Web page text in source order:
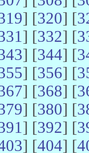
] [320] [
] [332] [
] [344] [
] [356] [
] [368] [
] [380] [
] [392] [
] [404] [